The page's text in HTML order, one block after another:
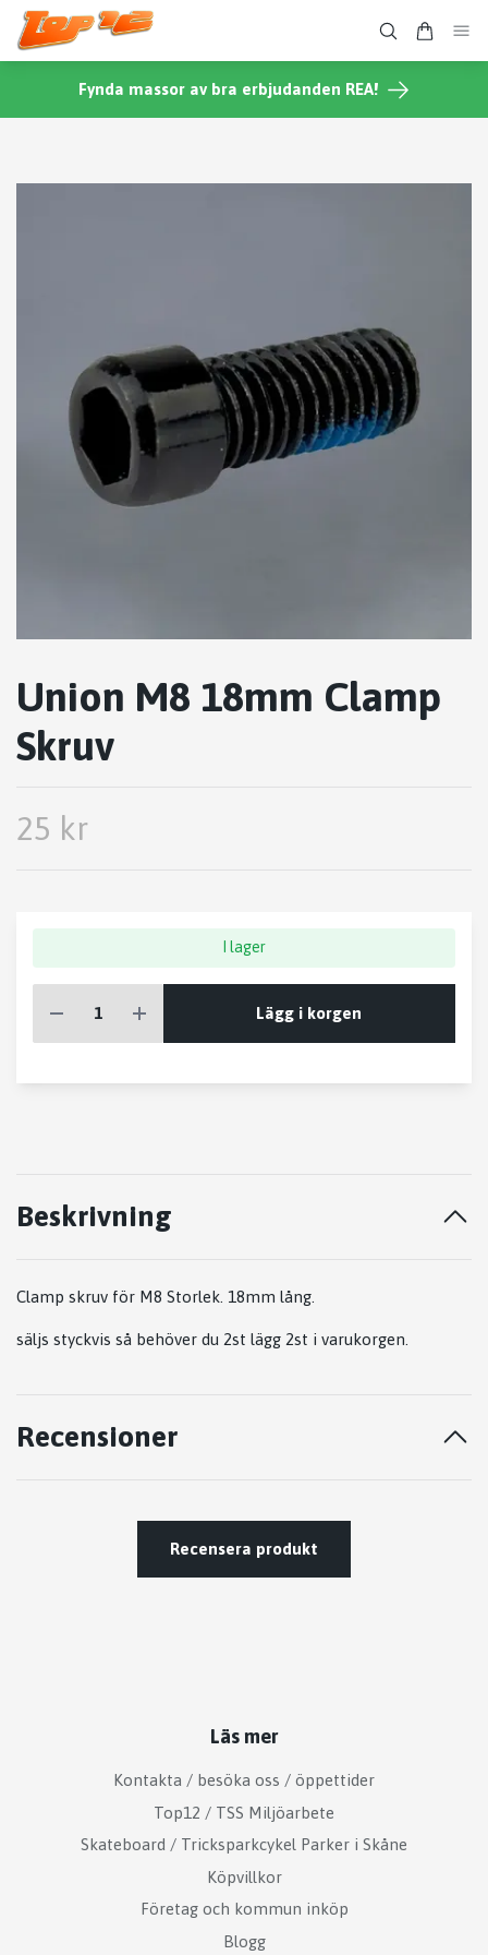
Fynda massor av bra erbjudanden REA!
Union M8 18mm Clamp
Skruv
25 kr
I lager
Lägg i korgen
Beskrivning
Clamp skruv för M8 Storlek. 18mm lång.
säljs styckvis så behöver du 2st lägg 2st i varukorgen.
Recensioner
Recensera produkt
Läs mer
Kontakta / besöka oss / öppettider
Top12 / TSS Miljöarbete
Skateboard / Tricksparkcykel Parker i Skåne
Köpvillkor
Företag och kommun inköp
Blogg